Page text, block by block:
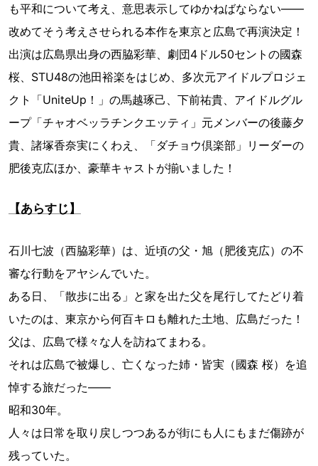
も平和について考え、意思表示してゆかねばならない――
改めてそう考えさせられる本作を東京と広島で再演決定！
出演は広島県出身の⻄脇彩華、劇団4ドル50セントの國森
桜、STU48の池田裕楽をはじめ、多次元アイドルプロジェ
クト「UniteUp！」の馬越琢己、下前祐貴、アイドルグル
ープ「チャオベッラチンクエッティ」元メンバーの後藤夕
貴、諸塚香奈実にくわえ、「ダチョウ倶楽部」リーダーの
肥後克広ほか、豪華キャストが揃いました！
【あらすじ】
石川七波（西脇彩華）は、近頃の父・旭（肥後克広）の不
審な行動をアヤシんでいた。
ある日、「散歩に出る」と家を出た父を尾行してたどり着
いたのは、東京から何百キロも離れた土地、広島だった！
父は、広島で様々な人を訪ねてまわる。
それは広島で被爆し、亡くなった姉・皆実（國森 桜）を追
悼する旅だった――
昭和30年。
人々は日常を取り戻しつつあるが街にも人にもまだ傷跡が
残っていた。